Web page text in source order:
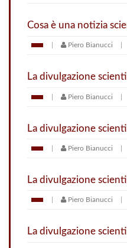
Cosa è una notizia
Piero Bianucci
La divulgazione
Piero Bianucci
La divulgazione
Piero Bianucci
La divulgazione
Piero Bianucci
La divulgazione